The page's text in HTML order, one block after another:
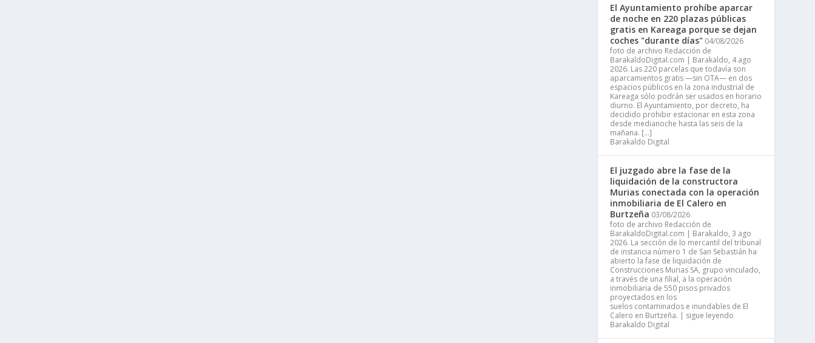
El Ayuntamiento prohíbe aparcar
de noche en 220 plazas públicas
gratis en Kareaga porque se dejan
coches "durante días" 04/08/2026
foto de archivo Redacción de
BarakaldoDigital.com | Barakaldo, 4 ago
2026. Las 220 parcelas que todavía son
aparcamientos gratis —sin OTA— en dos
espacios públicos en la zona industrial de
Kareaga sólo podrán ser usados en horario
diurno. El Ayuntamiento, por decreto, ha
decidido prohibir estacionar en esta zona
desde medianoche hasta las seis de la
mañana. […]
Barakaldo Digital
El juzgado abre la fase de la
liquidación de la constructora
Murias conectada con la operación
inmobiliaria de El Calero en
Burtzeña 03/08/2026
foto de archivo Redacción de
BarakaldoDigital.com | Barakaldo, 3 ago
2026. La sección de lo mercantil del tribunal
de instancia número 1 de San Sebastián ha
abierto la fase de liquidación de
Construcciones Murias SA, grupo vinculado,
a través de una filial, a la operación
inmobiliaria de 550 pisos privados
proyectados en los
suelos contaminados e inundables de El
Calero en Burtzeña. | sigue leyendo
Barakaldo Digital